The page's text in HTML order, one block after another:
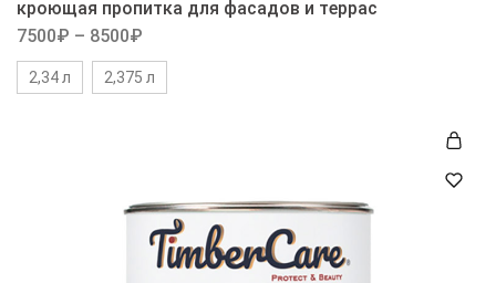
кроющая пропитка для фасадов и террас
7500₽ – 8500₽
2,34 л 2,375 л